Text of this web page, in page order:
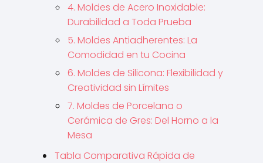
4. Moldes de Acero Inoxidable:
Durabilidad a Toda Prueba
5. Moldes Antiadherentes: La
Comodidad en tu Cocina
6. Moldes de Silicona: Flexibilidad y
Creatividad sin Límites
7. Moldes de Porcelana o
Cerámica de Gres: Del Horno a la
Mesa
Tabla Comparativa Rápida de